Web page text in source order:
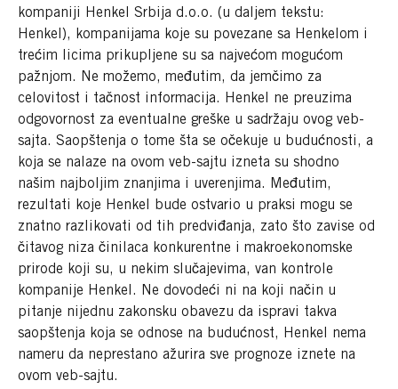
kompaniji Henkel Srbija d.o.o. (u daljem tekstu:
Henkel), kompanijama koje su povezane sa Henkelom i
trećim licima prikupljene su sa najvećom mogućom
pažnjom. Ne možemo, međutim, da jemčimo za
celovitost i tačnost informacija. Henkel ne preuzima
odgovornost za eventualne greške u sadržaju ovog veb-
sajta. Saopštenja o tome šta se očekuje u budućnosti, a
koja se nalaze na ovom veb-sajtu izneta su shodno
našim najboljim znanjima i uverenjima. Međutim,
rezultati koje Henkel bude ostvario u praksi mogu se
znatno razlikovati od tih predviđanja, zato što zavise od
čitavog niza činilaca konkurentne i makroekonomske
prirode koji su, u nekim slučajevima, van kontrole
kompanije Henkel. Ne dovodeći ni na koji način u
pitanje nijednu zakonsku obavezu da ispravi takva
saopštenja koja se odnose na budućnost, Henkel nema
nameru da neprestano ažurira sve prognoze iznete na
ovom veb-sajtu.